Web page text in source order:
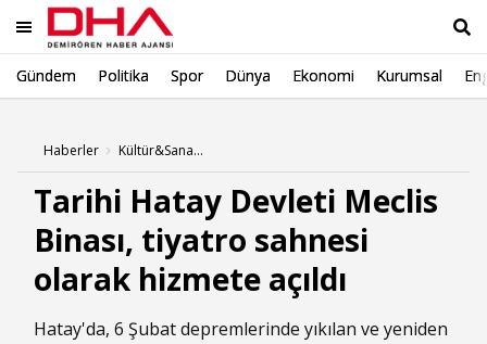
Gündem Politika Spor Dünya Ekonomi Kurumsal
Haberler Kültür&Sanat Haberleri
Tarihi Hatay Devleti Meclis
Binası, tiyatro sahnesi
olarak hizmete açıldı
Hatay'da, 6 Şubat depremlerinde yıkılan ve yeniden